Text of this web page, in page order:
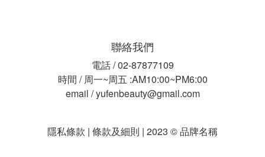
聯絡我們
電話 / 02-87877109
時間 / 周一~周五 :AM10:00~PM6:00
email / yufenbeauty@gmail.com
隱私條款 | 條款及細則 | 2023 © 品牌名稱